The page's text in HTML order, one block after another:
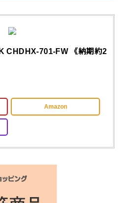
CHDHX-701-FW 《納期約2
Amazon